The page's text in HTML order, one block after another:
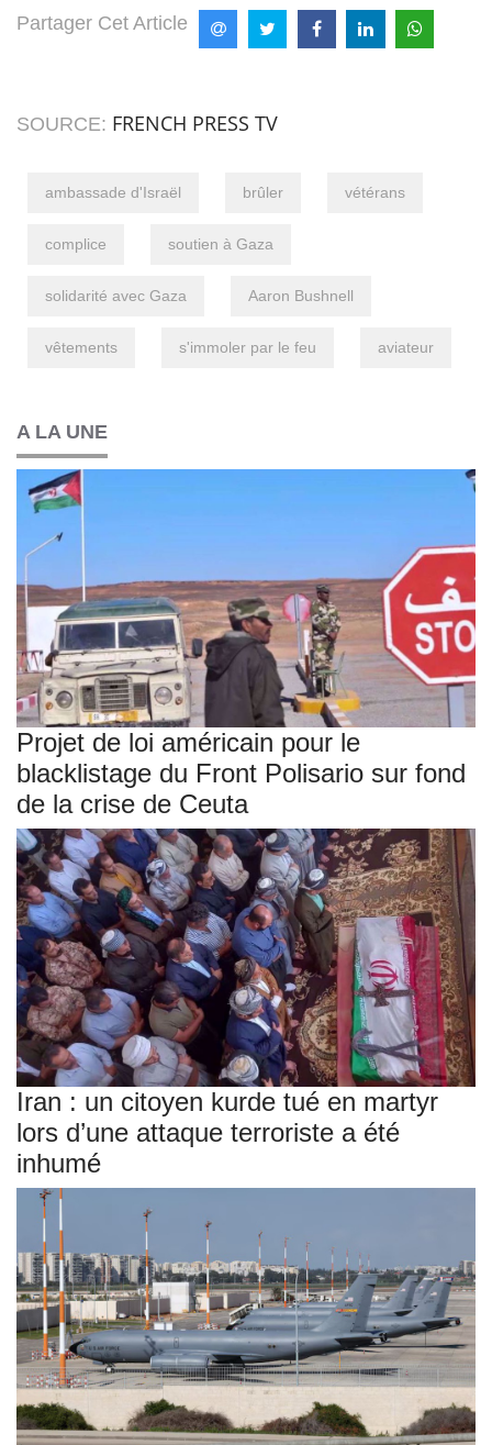
Partager Cet Article
SOURCE: FRENCH PRESS TV
ambassade d'Israël brûler vétérans
complice soutien à Gaza
solidarité avec Gaza Aaron Bushnell
vêtements s'immoler par le feu aviateur
A LA UNE
Projet de loi américain pour le
blacklistage du Front Polisario sur fond
de la crise de Ceuta
Iran : un citoyen kurde tué en martyr
lors d’une attaque terroriste a été
inhumé